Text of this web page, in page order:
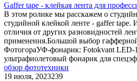
Gaffer tape - клейкая лента для
В этом ролике мы расскажем о
студийной клейкой ленте - gaffer tape.
отличия от других разновидностей
применения.Большой выбор
ФотогораУФ-фонарик: Fotokvant LED-
ультрафиолетовый фонарик для
обзор фототехники
19 июля, 2023239